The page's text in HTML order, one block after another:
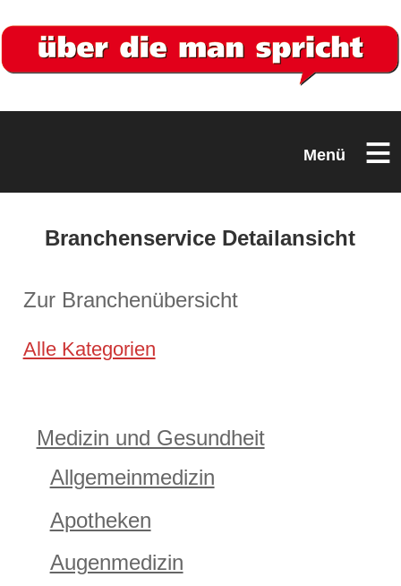
Menü ≡
Branchenservice Detailansicht
Zur Branchenübersicht
Alle Kategorien
Medizin und Gesundheit
Allgemeinmedizin
Apotheken
Augenmedizin